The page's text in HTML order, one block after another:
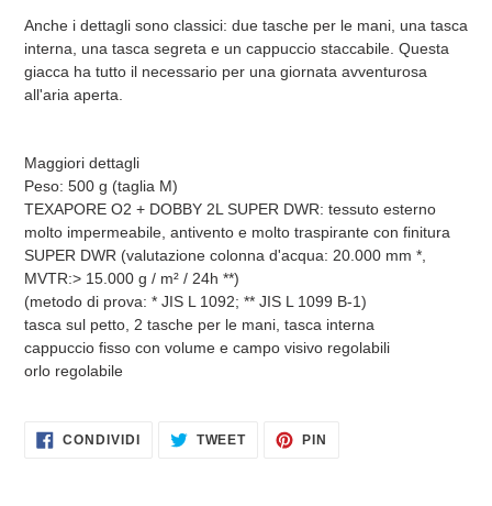
Anche i dettagli sono classici: due tasche per le mani, una tasca
interna, una tasca segreta e un cappuccio staccabile. Questa
giacca ha tutto il necessario per una giornata avventurosa
all'aria aperta.
Maggiori dettagli
Peso: 500 g (taglia M)
TEXAPORE O2 + DOBBY 2L SUPER DWR: tessuto esterno
molto impermeabile, antivento e molto traspirante con finitura
SUPER DWR (valutazione colonna d'acqua: 20.000 mm *,
MVTR:> 15.000 g / m² / 24h **)
(metodo di prova: * JIS L 1092; ** JIS L 1099 B-1)
tasca sul petto, 2 tasche per le mani, tasca interna
cappuccio fisso con volume e campo visivo regolabili
orlo regolabile
CONDIVIDICONDIVIDI
SU
TWEETTWITTA PIN